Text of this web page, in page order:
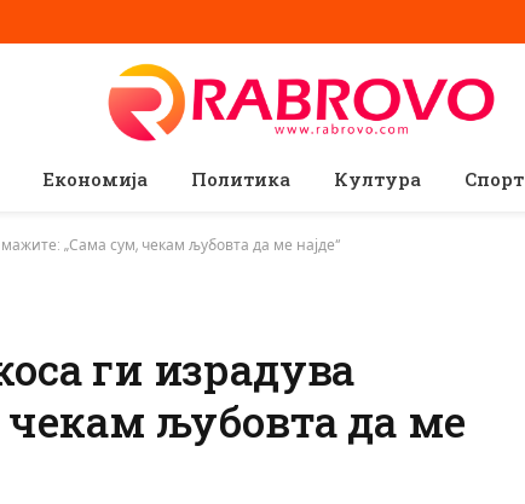
Економија Политика Култура Спорт
„Сама сум, чекам љубовта да ме најде“
ги израдува
љубовта да ме